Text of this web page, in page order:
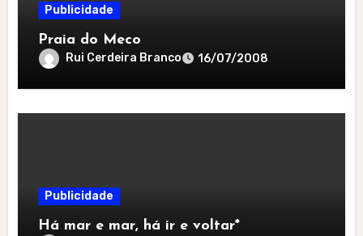
Publicidade
Praia do Meco
Rui Cerdeira Branco 16/07/2008
Publicidade
Há mar e mar, há ir e voltar*